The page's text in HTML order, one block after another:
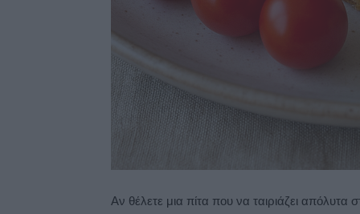
Αν θέλετε μια πίτα που να ταιριάζει απόλυτα